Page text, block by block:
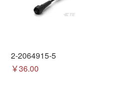
2-2064915-5
￥36.00